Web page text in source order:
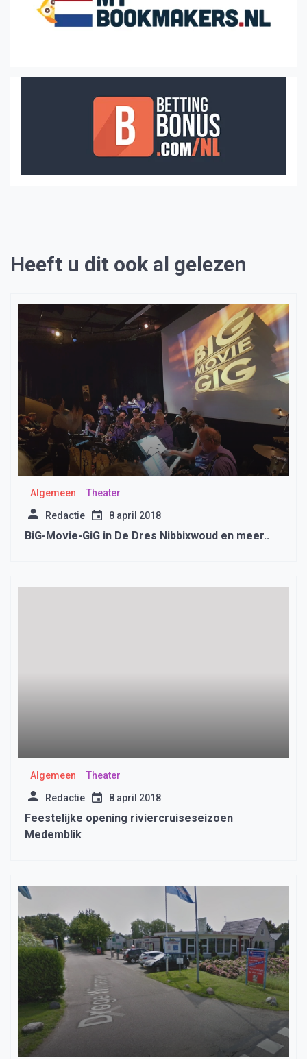
Heeft u dit ook al gelezen
Algemeen Theater
Redactie 8 april 2018
BiG-Movie-GiG in De Dres Nibbixwoud en meer..
Algemeen Theater
Redactie 8 april 2018
Feestelijke opening riviercruiseseizoen
Medemblik